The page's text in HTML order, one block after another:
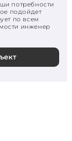
потребности
подойдет
по всем
инженер